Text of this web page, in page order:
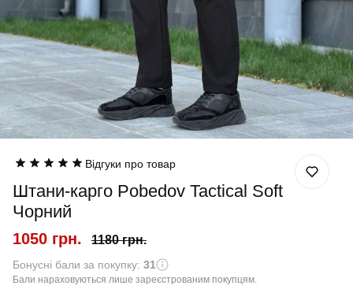
Відгуки про товар
Штани-карго Pobedov Tactical Soft
Чорний
1050 грн. 1180 грн.
Бонусні бали за покупку: 31
Бали нараховуються лише зареєстрованим покупцям.